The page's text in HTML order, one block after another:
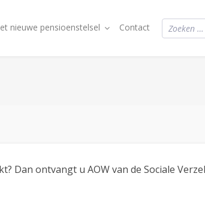
nieuwe pensioenstelsel Contact
Dan ontvangt u AOW van de Sociale